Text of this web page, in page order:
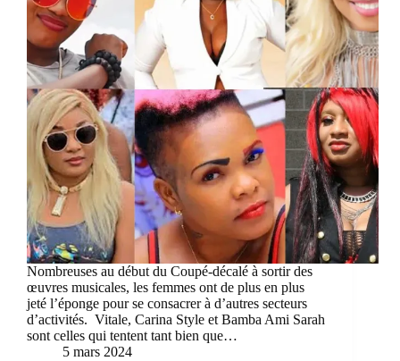
Nombreuses au début du Coupé-décalé à sortir des
œuvres musicales, les femmes ont de plus en plus
jeté l’éponge pour se consacrer à d’autres secteurs
d’activités. Vitale, Carina Style et Bamba Ami Sarah
sont celles qui tentent tant bien que…
5 mars 2024